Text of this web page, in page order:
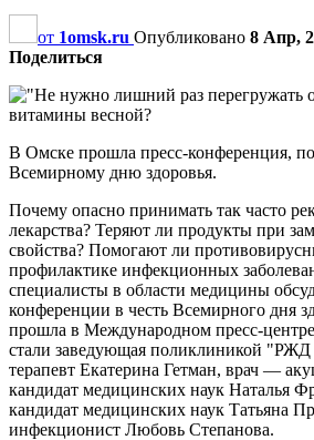
от 1omsk.ru Опубликовано 8 Апр,
Поделиться
В Омске прошла пресс-конференция,
Всемирному дню здоровья.
Почему опасно принимать так часто
лекарства? Теряют ли продукты при
свойства? Помогают ли
профилактике инфекционных
специалисты в области медицины
конференции в честь Всемирного дня
прошла в Международном пресс-
стали заведующая поликлиникой
терапевт Екатерина Гетман, врач —
кандидат медицинских наук Наталья
кандидат медицинских наук Татьяна
инфекционист Любовь Степанова.